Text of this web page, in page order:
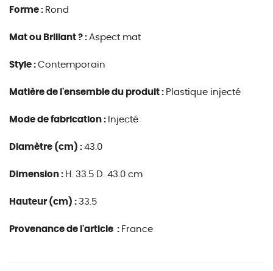
Forme : Rond
Mat ou Brillant ? : Aspect mat
Style : Contemporain
Matière de l'ensemble du produit : Plastique injecté
Mode de fabrication : Injecté
Diamètre (cm) : 43.0
Dimension : H. 33.5 D. 43.0 cm
Hauteur (cm) : 33.5
Provenance de l'article : France